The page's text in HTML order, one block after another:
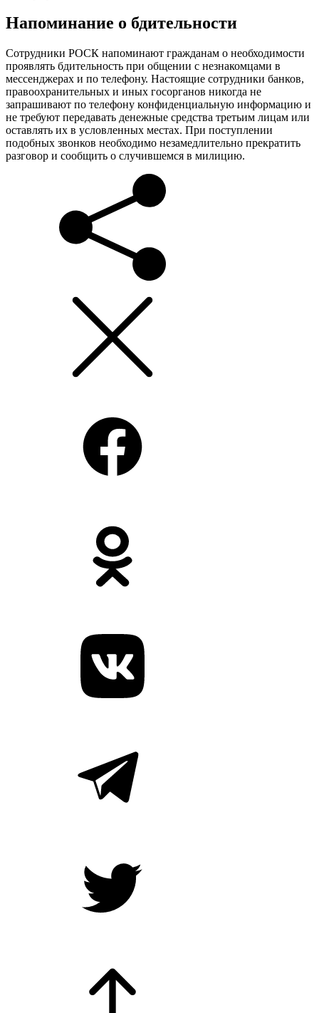
Напоминание о бдительности
Сотрудники РОСК напоминают гражданам о необходимости
проявлять бдительность при общении с незнакомцами в
мессенджерах и по телефону. Настоящие сотрудники банков,
правоохранительных и иных госорганов никогда не
запрашивают по телефону конфиденциальную информацию и
не требуют передавать денежные средства третьим лицам или
оставлять их в условленных местах. При поступлении
подобных звонков необходимо незамедлительно прекратить
разговор и сообщить о случившемся в милицию.